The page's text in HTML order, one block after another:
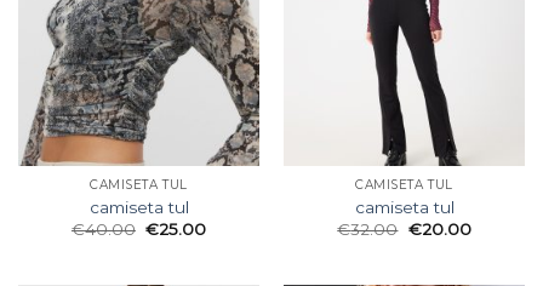
CAMISETA TUL
camiseta tul
€40.00 €25.00
CAMISETA TUL
camiseta tul
€32.00 €20.00